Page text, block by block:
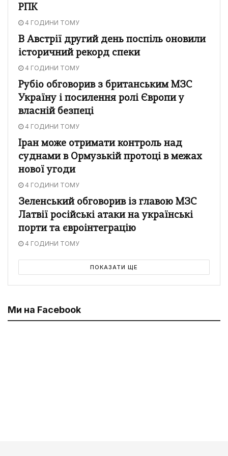
РПК
4 ГОДИНИ ТОМУ
В Австрії другий день поспіль оновили
історичний рекорд спеки
4 ГОДИНИ ТОМУ
Рубіо обговорив з британським МЗС
Україну і посилення ролі Європи у
власній безпеці
4 ГОДИНИ ТОМУ
Іран може отримати контроль над
суднами в Ормузькій протоці в межах
нової угоди
4 ГОДИНИ ТОМУ
Зеленський обговорив із главою МЗС
Латвії російські атаки на українські
порти та євроінтеграцію
4 ГОДИНИ ТОМУ
ПОКАЗАТИ ЩЕ
Ми на Facebook